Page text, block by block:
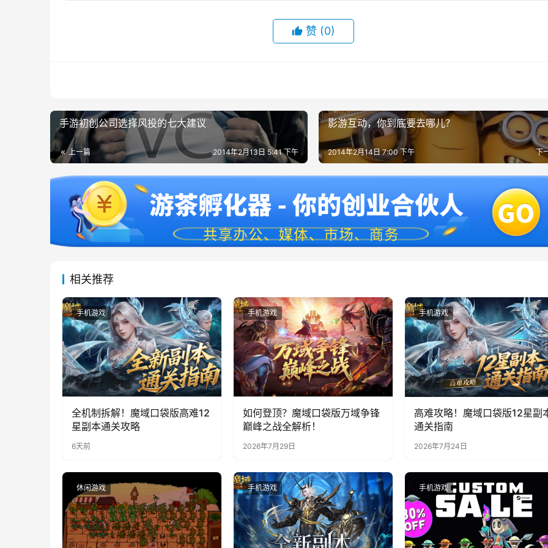
赞 (0)
手游初创公司选择风投的七大建议
上一篇 2014年2月13日 5:41 下午
影游互动，你到底要去哪儿？
下
2014年2月14日 7:00 下午
相关推荐
手机游戏
全机制拆解！魔域口袋版高难12
星副本通关攻略
6天前
手机游戏
如何登顶？魔域口袋版万域争锋
巅峰之战全解析！
2026年7月29日
手机游戏
高难攻略！魔域口袋版12星副
通关指南
2026年7月24日
休闲游戏 手机游戏 手机游戏